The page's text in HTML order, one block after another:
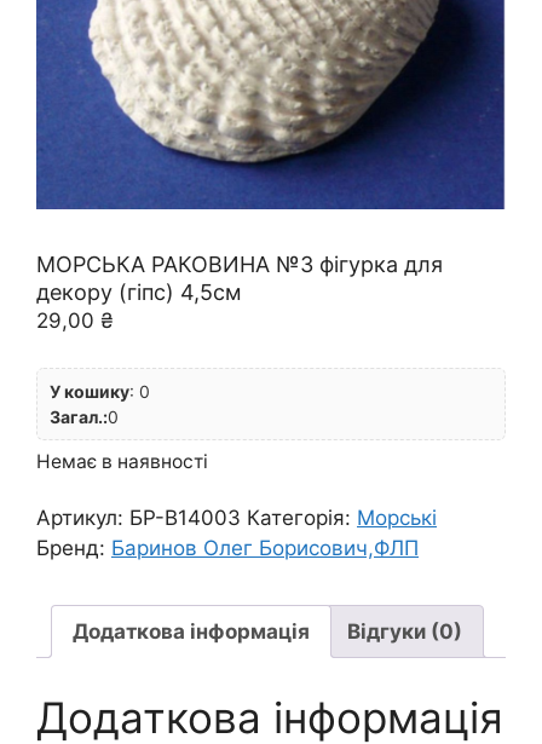
МОРСЬКА РАКОВИНА №3 фігурка для
декору (гіпс) 4,5см
29,00 ₴
У кошику: 0
Загал.:0
Немає в наявності
Артикул: БР-B14003 Категорія: Морські
Бренд: Баринов Олег Борисович,ФЛП
Додаткова інформація Відгуки (0)
Додаткова інформація